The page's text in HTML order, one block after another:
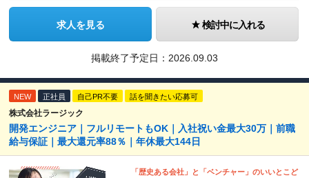
求人を見る 検討中に入れる
掲載終了予定日： 2026.09.03
NEW 正社員 自己PR不要 話を聞きたい応募可
株式会社ラージック
開発エンジニア｜フルリモートもOK｜入社祝い金最大30万｜前職
給与保証｜最大還元率88％｜年休最大144日
「歴史ある会社」と「ベンチャー」のいいとこど